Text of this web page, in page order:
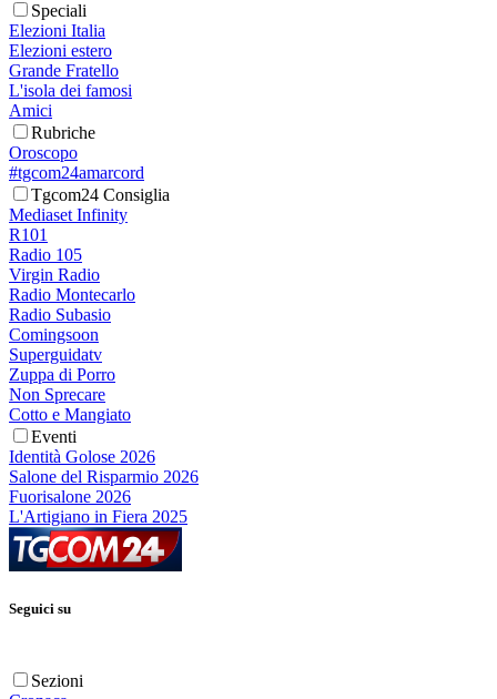
Speciali
Elezioni Italia
Elezioni estero
Grande Fratello
L'isola dei famosi
Amici
Rubriche
Oroscopo
#tgcom24amarcord
Tgcom24 Consiglia
Mediaset Infinity
R101
Radio 105
Virgin Radio
Radio Montecarlo
Radio Subasio
Comingsoon
Superguidatv
Zuppa di Porro
Non Sprecare
Cotto e Mangiato
Eventi
Identità Golose 2026
Salone del Risparmio 2026
Fuorisalone 2026
L'Artigiano in Fiera 2025
Seguici su
Sezioni